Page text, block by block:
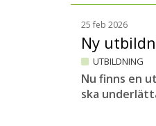
25 feb 2026
Ny
UTBILDNING
Nu finns en
ska